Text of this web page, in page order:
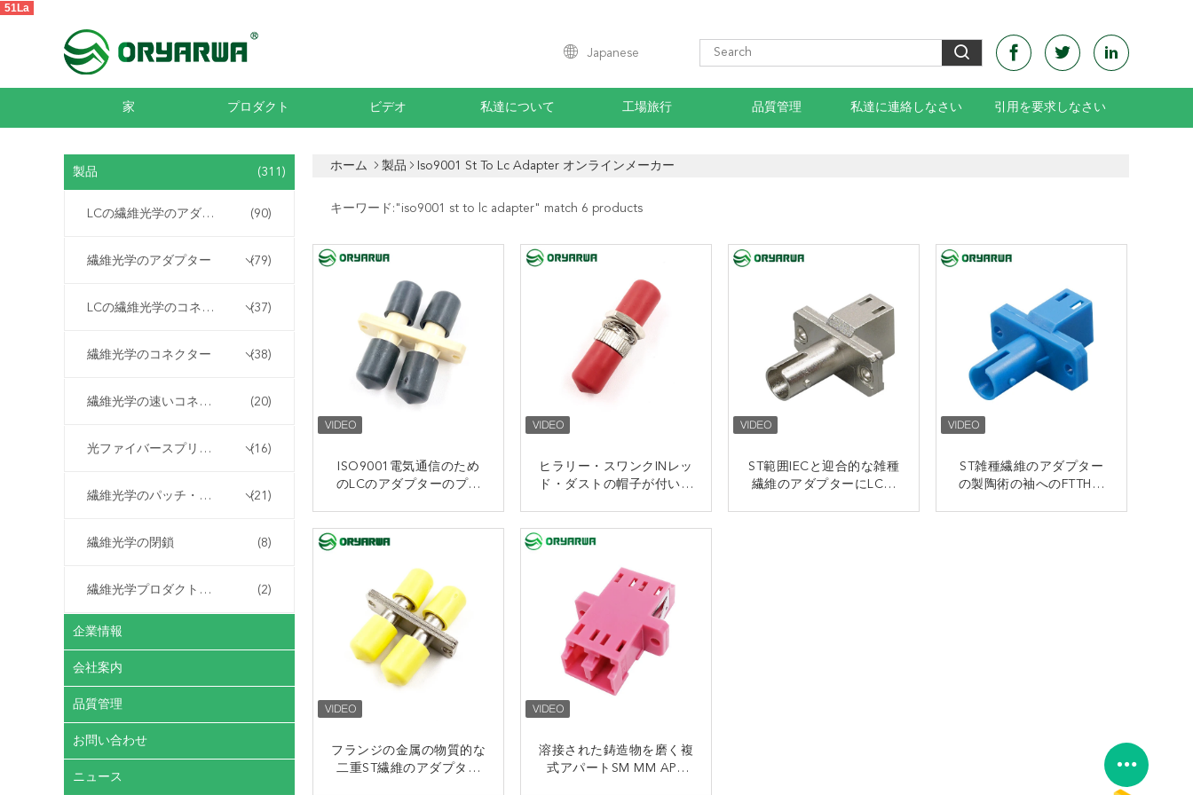
51La
Japanese
家 プロダクト ビデオ 私達について 工場旅行 品質管理 私達に連絡しなさい 引用を要求しなさい
製品 (311)
LCの繊維光学のアダプター (90)
繊維光学のアダプター (79)
LCの繊維光学のコネクター (37)
繊維光学のコネクター (38)
繊維光学の速いコネクター (20)
光ファイバースプリッター (16)
繊維光学のパッチ・コード (21)
繊維光学の閉鎖 (8)
繊維光学プロダクトはカスタマイズした (2)
企業情報
会社案内
品質管理
お問い合わせ
ニュース
ホーム 製品 Iso9001 St To Lc Adapter オンラインメーカー
キーワード:" iso9001 st to lc adapter" match 6 products
ISO9001電気通信のため
のLCのアダプターのプラ
接触
ヒラリー・スワンクINレッ
ド・ダストの帽子が付いて
金属材料
接触
ST範囲IECと迎合的な雑種
繊維のアダプターにLCに
ST雑種繊維のアダプター
の製陶術の袖へのFTTHの
フランジの金属の物質的な
二重ST繊維のアダプター
溶接された鋳造物を磨く複
式アパートSM MM APC